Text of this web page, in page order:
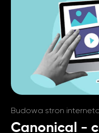
Budowa stron
Canonical -